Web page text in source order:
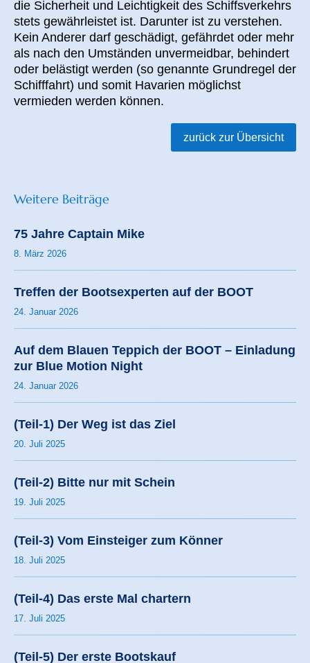
die Sicherheit und Leichtigkeit des Schiffsverkehrs
stets gewährleistet ist. Darunter ist zu verstehen.
Kein Anderer darf geschädigt, gefährdet oder mehr
als nach den Umständen unvermeidbar, behindert
oder belästigt werden (so genannte Grundregel der
Schifffahrt) und somit Havarien möglichst
vermieden werden können.
zurück zur Übersicht
Weitere Beiträge
75 Jahre Captain Mike
8. März 2026
Treffen der Bootsexperten auf der BOOT
24. Januar 2026
Auf dem Blauen Teppich der BOOT – Einladung
zur Blue Motion Night
24. Januar 2026
(Teil-1) Der Weg ist das Ziel
20. Juli 2025
(Teil-2) Bitte nur mit Schein
19. Juli 2025
(Teil-3) Vom Einsteiger zum Könner
18. Juli 2025
(Teil-4) Das erste Mal chartern
17. Juli 2025
(Teil-5) Der erste Bootskauf